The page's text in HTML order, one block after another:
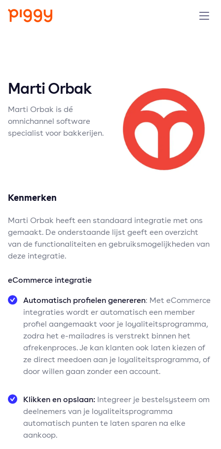
Prijzen
Probeer gratis
Marti Orbak
Marti Orbak is dé
omnichannel software
specialist voor bakkerijen.
Kenmerken
Marti Orbak heeft een standaard integratie met ons
gemaakt. De onderstaande lijst geeft een overzicht
van de functionaliteiten en gebruiksmogelijkheden van
deze integratie.
eCommerce integratie
Automatisch profielen genereren: Met eCommerce
integraties wordt er automatisch een member
profiel aangemaakt voor je loyaliteitsprogramma,
zodra het e-mailadres is verstrekt binnen het
afrekenproces. Je kan klanten ook laten kiezen of
ze direct meedoen aan je loyaliteitsprogramma, of
door willen gaan zonder een account.
Klikken en opslaan: Integreer je bestelsysteem om
deelnemers van je loyaliteitsprogramma
automatisch punten te laten sparen na elke
aankoop.